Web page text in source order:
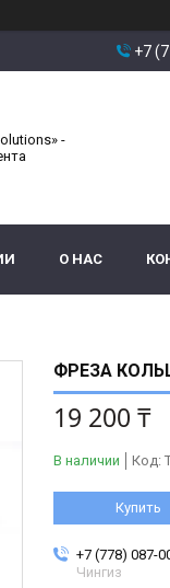
+7
-
О НАС
ФРЕЗА
19 200 ₸
В наличии Код:
Купить
+7 (778) 087-
Чингиз